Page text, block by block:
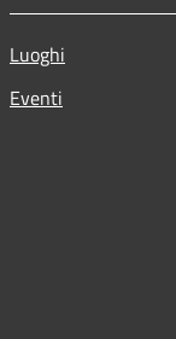
Luoghi
Eventi